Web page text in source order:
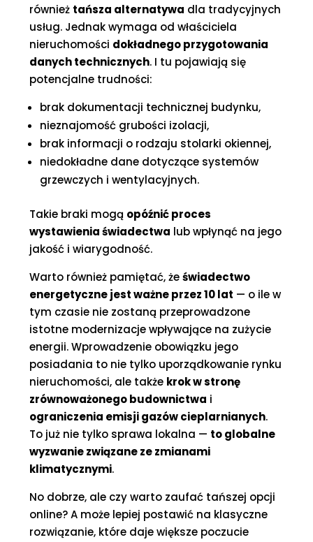
również tańsza alternatywa dla tradycyjnych
usług. Jednak wymaga od właściciela
nieruchomości dokładnego przygotowania
danych technicznych. I tu pojawiają się
potencjalne trudności:
brak dokumentacji technicznej budynku,
nieznajomość grubości izolacji,
brak informacji o rodzaju stolarki okiennej,
niedokładne dane dotyczące systemów
grzewczych i wentylacyjnych.
Takie braki mogą opóźnić proces
wystawienia świadectwa lub wpłynąć na jego
jakość i wiarygodność.
Warto również pamiętać, żeświadectwo
energetyczne jest ważne przez 10 lat — o ile w
tym czasie nie zostaną przeprowadzone
istotne modernizacje wpływające na zużycie
energii. Wprowadzenie obowiązku jego
posiadania to nie tylko uporządkowanie rynku
nieruchomości, ale także krok w stronę
zrównoważonego budownictwa i
ograniczenia emisji gazów cieplarnianych.
To już nie tylko sprawa lokalna — to globalne
wyzwanie związane ze zmianami
klimatycznymi.
No dobrze, ale czy warto zaufać tańszej opcji
online? A może lepiej postawić na klasyczne
rozwiązanie, które daje większe poczucie